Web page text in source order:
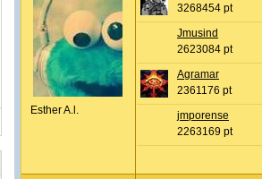
Esther A.l.
3268454 pt
Jmusind
2623084 pt
Agramar
2361176 pt
jmporense
2263169 pt